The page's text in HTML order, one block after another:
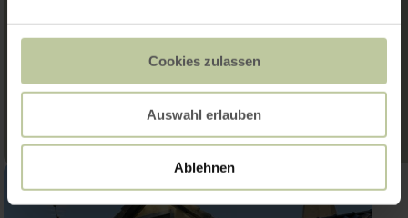
Cookies zulassen
Auswahl erlauben
Ablehnen